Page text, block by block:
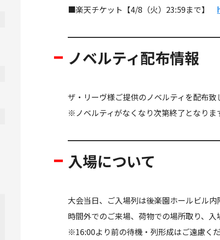
■楽天チケット【4/8（火）23:59まで】
ノベルティ配布情報
ザ・リーヴ様ご提供のノベルティを配布致
※ノベルティがなくなり次第終了となりま
入場について
大会当日、ご入場列は後楽園ホールビル
時間外でのご来場、荷物での場所取り、
※16:00より前の待機・列形成はご遠慮く